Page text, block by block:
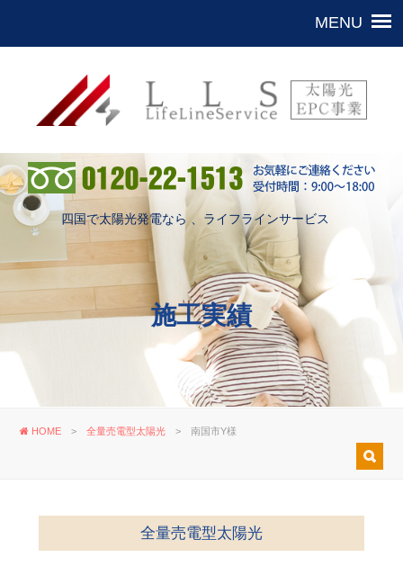
四国で太陽光発電なら 、ライフラインサービス
施工実績
HOME >全量売電型太陽光 >南国市Y様
全量売電型太陽光